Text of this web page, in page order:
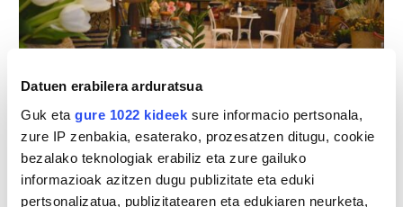
Datuen erabilera arduratsua
Guk eta gure 1022 kideek sure informacio pertsonala,
zure IP zenbakia, esaterako, prozesatzen ditugu, cookie
bezalako teknologiak erabiliz eta zure gailuko
informazioak azitzen dugu publizitate eta eduki
pertsonalizatua, publizitatearen eta edukiaren neurketa,
Villaflores loradenda. (Argazkia: Beñat Parra)